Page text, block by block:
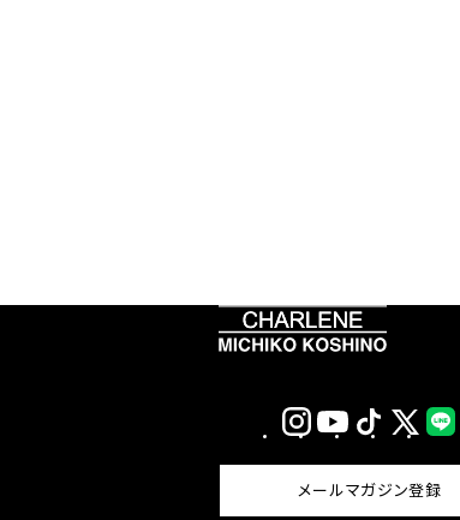
InstagramYouTubeTikTok X
(Twitter)
メールマガジン登録